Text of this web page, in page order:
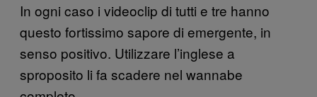
In ogni caso i videoclip di tutti e tre hanno
questo fortissimo sapore di emergente, in
senso positivo. Utilizzare l’inglese a
sproposito li fa scadere nel wannabe